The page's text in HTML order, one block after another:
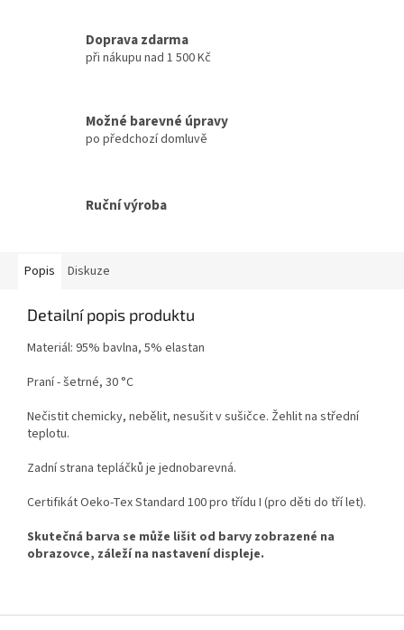
Doprava zdarma
při nákupu nad 1 500 Kč
Možné barevné úpravy
po předchozí domluvě
Ruční výroba
Popis Diskuze
Detailní popis produktu
Materiál: 95% bavlna, 5% elastan
Praní - šetrné, 30 °C
Nečistit chemicky, nebělit, nesušit v sušičce. Žehlit na střední
teplotu.
Zadní strana tepláčků je jednobarevná.
Certifikát Oeko-Tex Standard 100 pro třídu I (pro děti do tří let).
Skutečná barva se může lišit od barvy zobrazené na
obrazovce, záleží na nastavení displeje.